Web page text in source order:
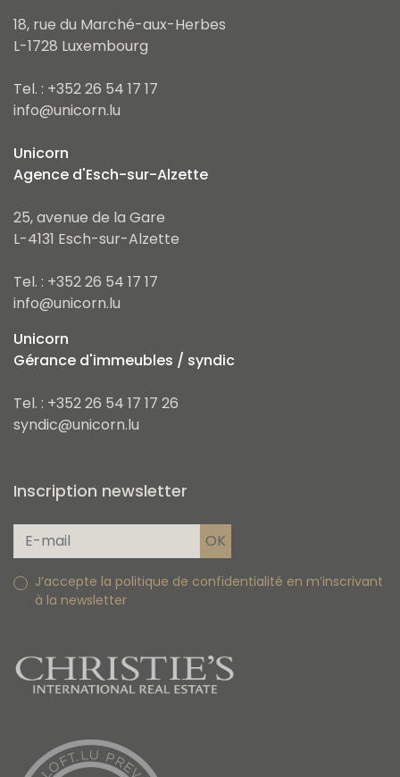
18, rue du Marché-aux-Herbes
L-1728 Luxembourg
Tel. : +352 26 54 17 17
info@unicorn.lu
Unicorn
Agence d'Esch-sur-Alzette
25, avenue de la Gare
L-4131 Esch-sur-Alzette
Tel. : +352 26 54 17 17
info@unicorn.lu
Unicorn
Gérance d'immeubles / syndic
Tel. : +352 26 54 17 17 26
syndic@unicorn.lu
Inscription newsletter
J’accepte la politique de confidentialité en m’inscrivant
à la newsletter